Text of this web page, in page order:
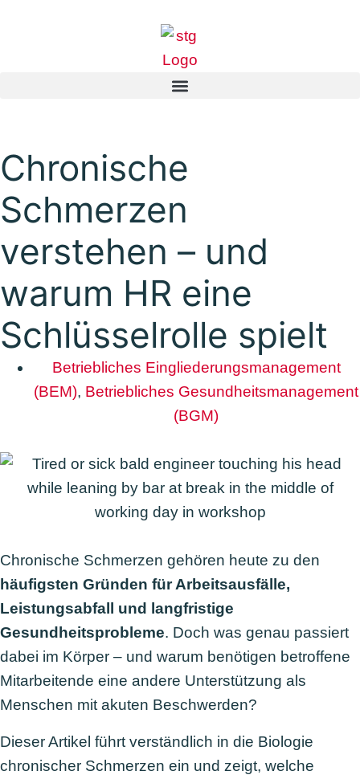
Chronische
Schmerzen
verstehen – und
warum HR eine
Schlüsselrolle spielt
Betriebliches Eingliederungsmanagement
(BEM), Betriebliches Gesundheitsmanagement
(BGM)
Chronische Schmerzen gehören heute zu den
häufigsten Gründen für Arbeitsausfälle,
Leistungsabfall und langfristige
Gesundheitsprobleme. Doch was genau passiert
dabei im Körper – und warum benötigen betroffene
Mitarbeitende eine andere Unterstützung als
Menschen mit akuten Beschwerden?
Dieser Artikel führt verständlich in die Biologie
chronischer Schmerzen ein und zeigt, welche